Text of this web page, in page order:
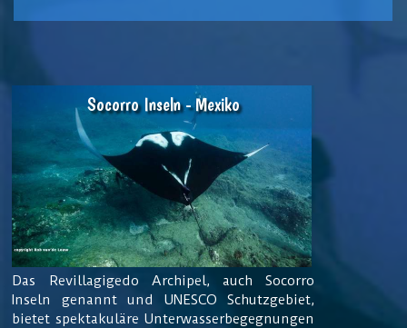
Socorro Inseln - Mexiko
Das Revillagigedo Archipel, auch Socorro
Inseln genannt und UNESCO Schutzgebiet,
bietet spektakuläre Unterwasserbegegnungen